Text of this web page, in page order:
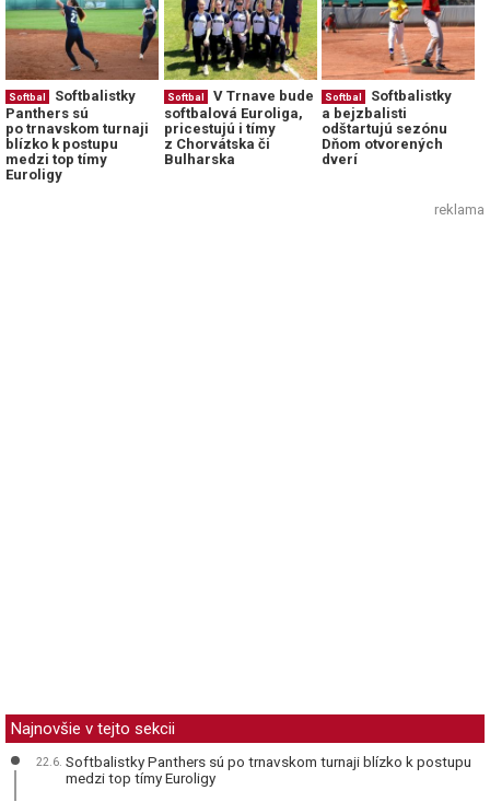
Softbal
Softbalistky
Panthers sú
po trnavskom turnaji
blízko k postupu
medzi top tímy
Euroligy
Softbal
V Trnave bude
softbalová Euroliga,
pricestujú i tímy
z Chorvátska či
Bulharska
Softbal
Softbalistky
a bejzbalisti
odštartujú sezónu
Dňom otvorených
dverí
reklama
Najnovšie v tejto sekcii
22.6. Softbalistky Panthers sú po trnavskom turnaji blízko k postupu
medzi top tímy Euroligy